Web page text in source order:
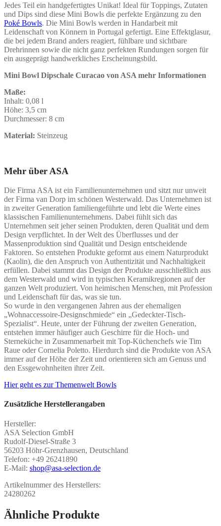
Jedes Teil ein handgefertigtes Unikat! Ideal für Toppings, Zutaten
und Dips sind diese Mini Bowls die perfekte Ergänzung zu den
Poké Bowls. Die Mini Bowls werden in Handarbeit mit
Leidenschaft von Könnern in Portugal gefertigt. Eine Effektglasur,
die bei jedem Brand anders reagiert, fühlbare und sichtbare
Drehrinnen sowie die nicht ganz perfekten Rundungen sorgen für
ein ausgeprägt handwerkliches Erscheinungsbild.
Mini Bowl Dipschale Curacao von ASA mehr Informationen
Maße:
Inhalt: 0,08 l
Höhe: 3,5 cm
Durchmesser: 8 cm
Material: Steinzeug
Mehr über ASA
Die Firma ASA ist ein Familienunternehmen und sitzt nur unweit
der Firma van Dorp im schönen Westerwald. Das Unternehmen ist
in zweiter Generation familiengeführte und lebt die Werte eines
klassischen Familienunternehmens. Dabei fühlt sich das
Unternehmen seit jeher seinen Produkten, deren Qualität und dem
Design verpflichtet. In der Welt des Überflusses und der
Massenproduktion sind Qualität und Design entscheidende
Faktoren. So entstehen Produkte geformt aus einem Naturprodukt
(Kaolin), die den Anspruch von Authentizität und Nachhaltigkeit
erfüllen. Dabei stammt das Design der Produkte ausschließlich aus
dem Westerwald und wird in typischen Keramikregionen auf der
ganzen Welt produziert. Von heimischen Menschen, mit Profession
und Leidenschaft für das, was sie tun.
So wurde in den vergangenen Jahren aus der ehemaligen
„Wohnaccessoire-Designschmiede“ ein „Gedeckter-Tisch-
Spezialist“. Heute, unter der Führung der zweiten Generation,
entstehen immer häufiger auch Geschirre für die Hoch- und
Sterneküche in Zusammenarbeit mit Top-Küchenchefs wie Tim
Raue oder Cornelia Poletto. Hierdurch sind die Produkte von ASA
immer auf der Höhe der Zeit und orientieren sich am Genuss und
den Essgewohnheiten ihrer Zeit.
Hier geht es zur Themenwelt Bowls
Zusätzliche Herstellerangaben
Hersteller:
ASA Selection GmbH
Rudolf-Diesel-Straße 3
56203 Höhr-Grenzhausen, Deutschland
Telefon: +49 26241890
E-Mail: shop@asa-selection.de
Artikelnummer des Herstellers:
24280262
Ähnliche Produkte